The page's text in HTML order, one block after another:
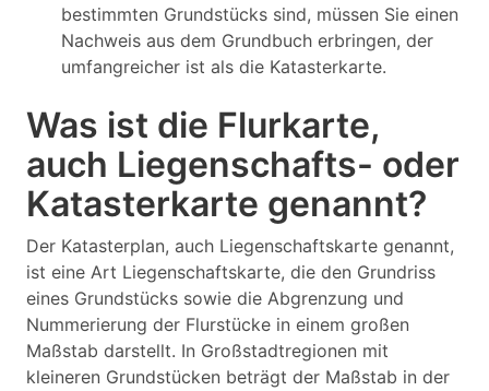
bestimmten Grundstücks sind, müssen Sie einen
Nachweis aus dem Grundbuch erbringen, der
umfangreicher ist als die Katasterkarte.
Was ist die Flurkarte,
auch Liegenschafts- oder
Katasterkarte genannt?
Der Katasterplan, auch Liegenschaftskarte genannt,
ist eine Art Liegenschaftskarte, die den Grundriss
eines Grundstücks sowie die Abgrenzung und
Nummerierung der Flurstücke in einem großen
Maßstab darstellt. In Großstadtregionen mit
kleineren Grundstücken beträgt der Maßstab in der